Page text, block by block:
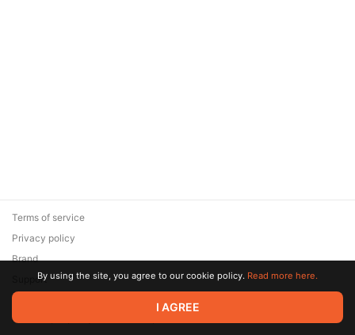
© 2026 Zaya Solutions Limited. All rights reserved. All trademarks
are the property of their respective owners.
Terms of service
Privacy policy
Brand
SupportBy using the site, you agree to our cookie policy. Read more here.
I AGREE